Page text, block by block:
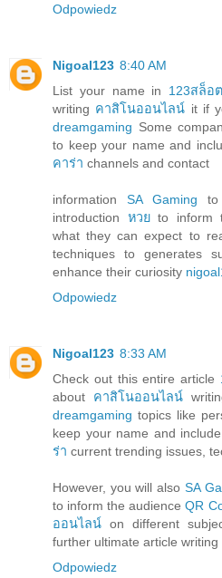
Odpowiedz
Nigoal123 8:40 AM
List your name in 123สล็อต
writing คาสิโนออนไลน์ it if
dreamgaming Some
to keep your name and
คาร่า channels and contact
information SA Gaming to
introduction หวยto inform
what they can expect to
techniques to generates
enhance their curiosity
Odpowiedz
Nigoal123 8:33 AM
Check out this entire article
about คาสิโนออนไลน์
dreamgaming topics like
keep your name and
ร่า current trending issues,
However, you will also SA
to inform the audienceQR
ออนไลน์ on different
further ultimate article writing
Odpowiedz